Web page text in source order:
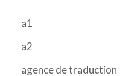
a1
a2
agence de traduction